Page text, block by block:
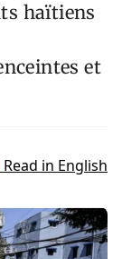
haïtiens
et
in English